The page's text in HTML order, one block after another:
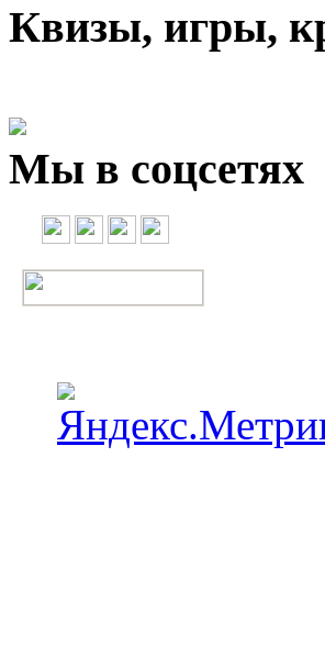
Квизы, игры,
Мы в соцсетях